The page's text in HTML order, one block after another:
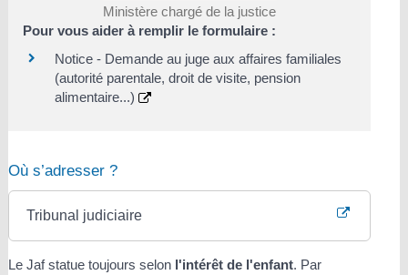
Ministère chargé de la justice
Pour vous aider à remplir le formulaire :
Notice - Demande au juge aux affaires familiales
(autorité parentale, droit de visite, pension
alimentaire...)
Où s’adresser ?
Tribunal judiciaire
Le Jaf statue toujours selon l'intérêt de l'enfant. Par